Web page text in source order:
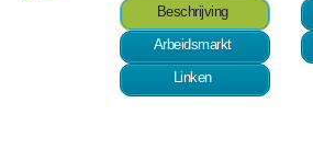
Beschrijving
Arbeidsmarkt
Linken